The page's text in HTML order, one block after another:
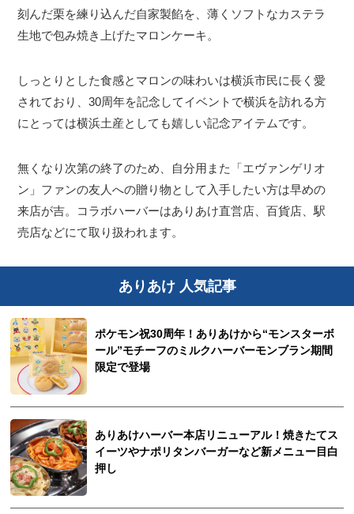
刻んだ栗を練り込んだ自家製餡を、薄くソフトなカステラ
生地で包み焼き上げたマロンケーキ。
しっとりとした食感とマロンの味わいは横浜市民に長く愛
されており、30周年を記念してイベントで横浜を訪れる方
にとっては横浜土産としても嬉しい記念アイテムです。
無くなり次第の終了のため、自分用また「エヴァンゲリオ
ン」ファンの友人への贈り物として入手したい方は早めの
来店が吉。コラボハーバーはありあけ直営店、百貨店、駅
売店などにて取り扱われます。
ありあけ 人気記事
ポケモン祝30周年！ありあけから“モンスターボ
ール”モチーフのミルクハーバーモンブラン期間
限定で登場
ありあけハーバー本店リニューアル！焼きたてス
イーツやナポリタンバーガーなど新メニュー目白
押し